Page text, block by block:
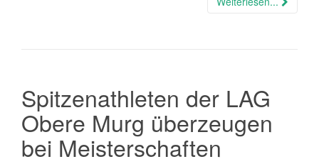
Spitzenathleten der LAG
Obere Murg überzeugen
bei Meisterschaften